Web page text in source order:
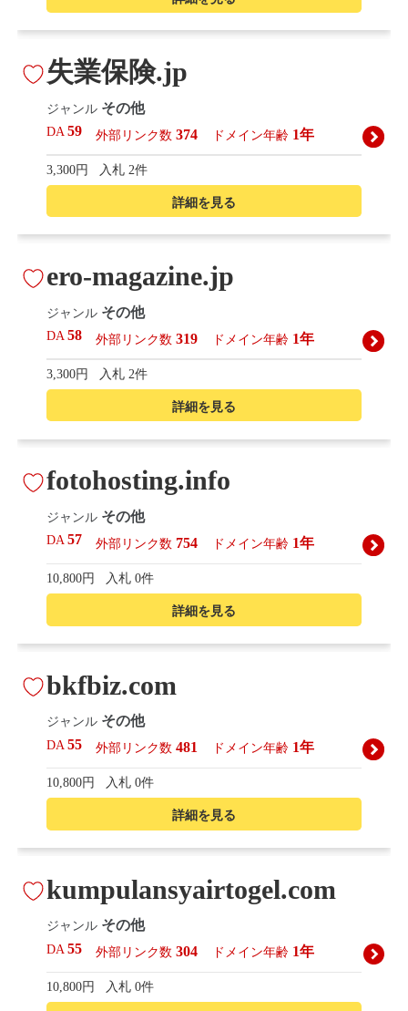
詳細を見る
失業保険.jp
ジャンル その他
DA59 外部リンク数 374 ドメイン年齢 1年
3,300円 入札 2件
詳細を見る
ero-magazine.jp
ジャンル その他
DA58 外部リンク数 319 ドメイン年齢 1年
3,300円 入札 2件
詳細を見る
fotohosting.info
ジャンル その他
DA57 外部リンク数 754 ドメイン年齢 1年
10,800円 入札 0件
詳細を見る
bkfbiz.com
ジャンル その他
DA55 外部リンク数 481 ドメイン年齢 1年
10,800円 入札 0件
kumpulansyairtogel.com
ジャンル その他
DA55 外部リンク数 304 ドメイン年齢 1年
10,800円 入札 0件